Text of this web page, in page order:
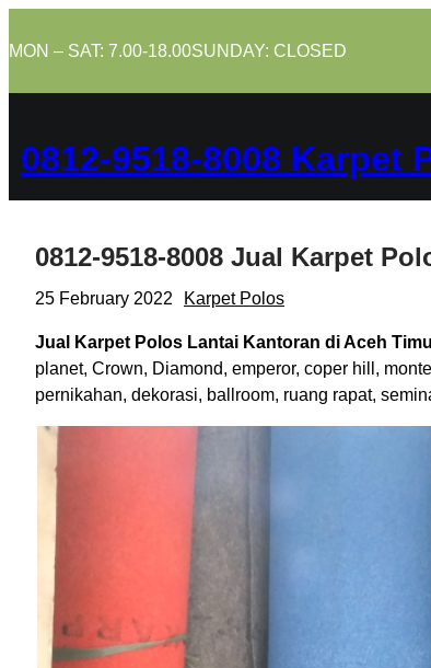
to
MON – SAT: 7.00-18.00SUNDAY: CLOSED
0812-9518-8008 Karpet
0812-9518-8008 Jual Karpet
25 February 2022 Karpet Polos
Jual Karpet Polos Lantai Kantoran di Aceh
planet, Crown, Diamond, emperor, coper hill,
pernikahan, dekorasi, ballroom, ruang rapat,